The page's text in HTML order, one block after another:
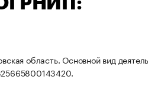
область. Основной вид